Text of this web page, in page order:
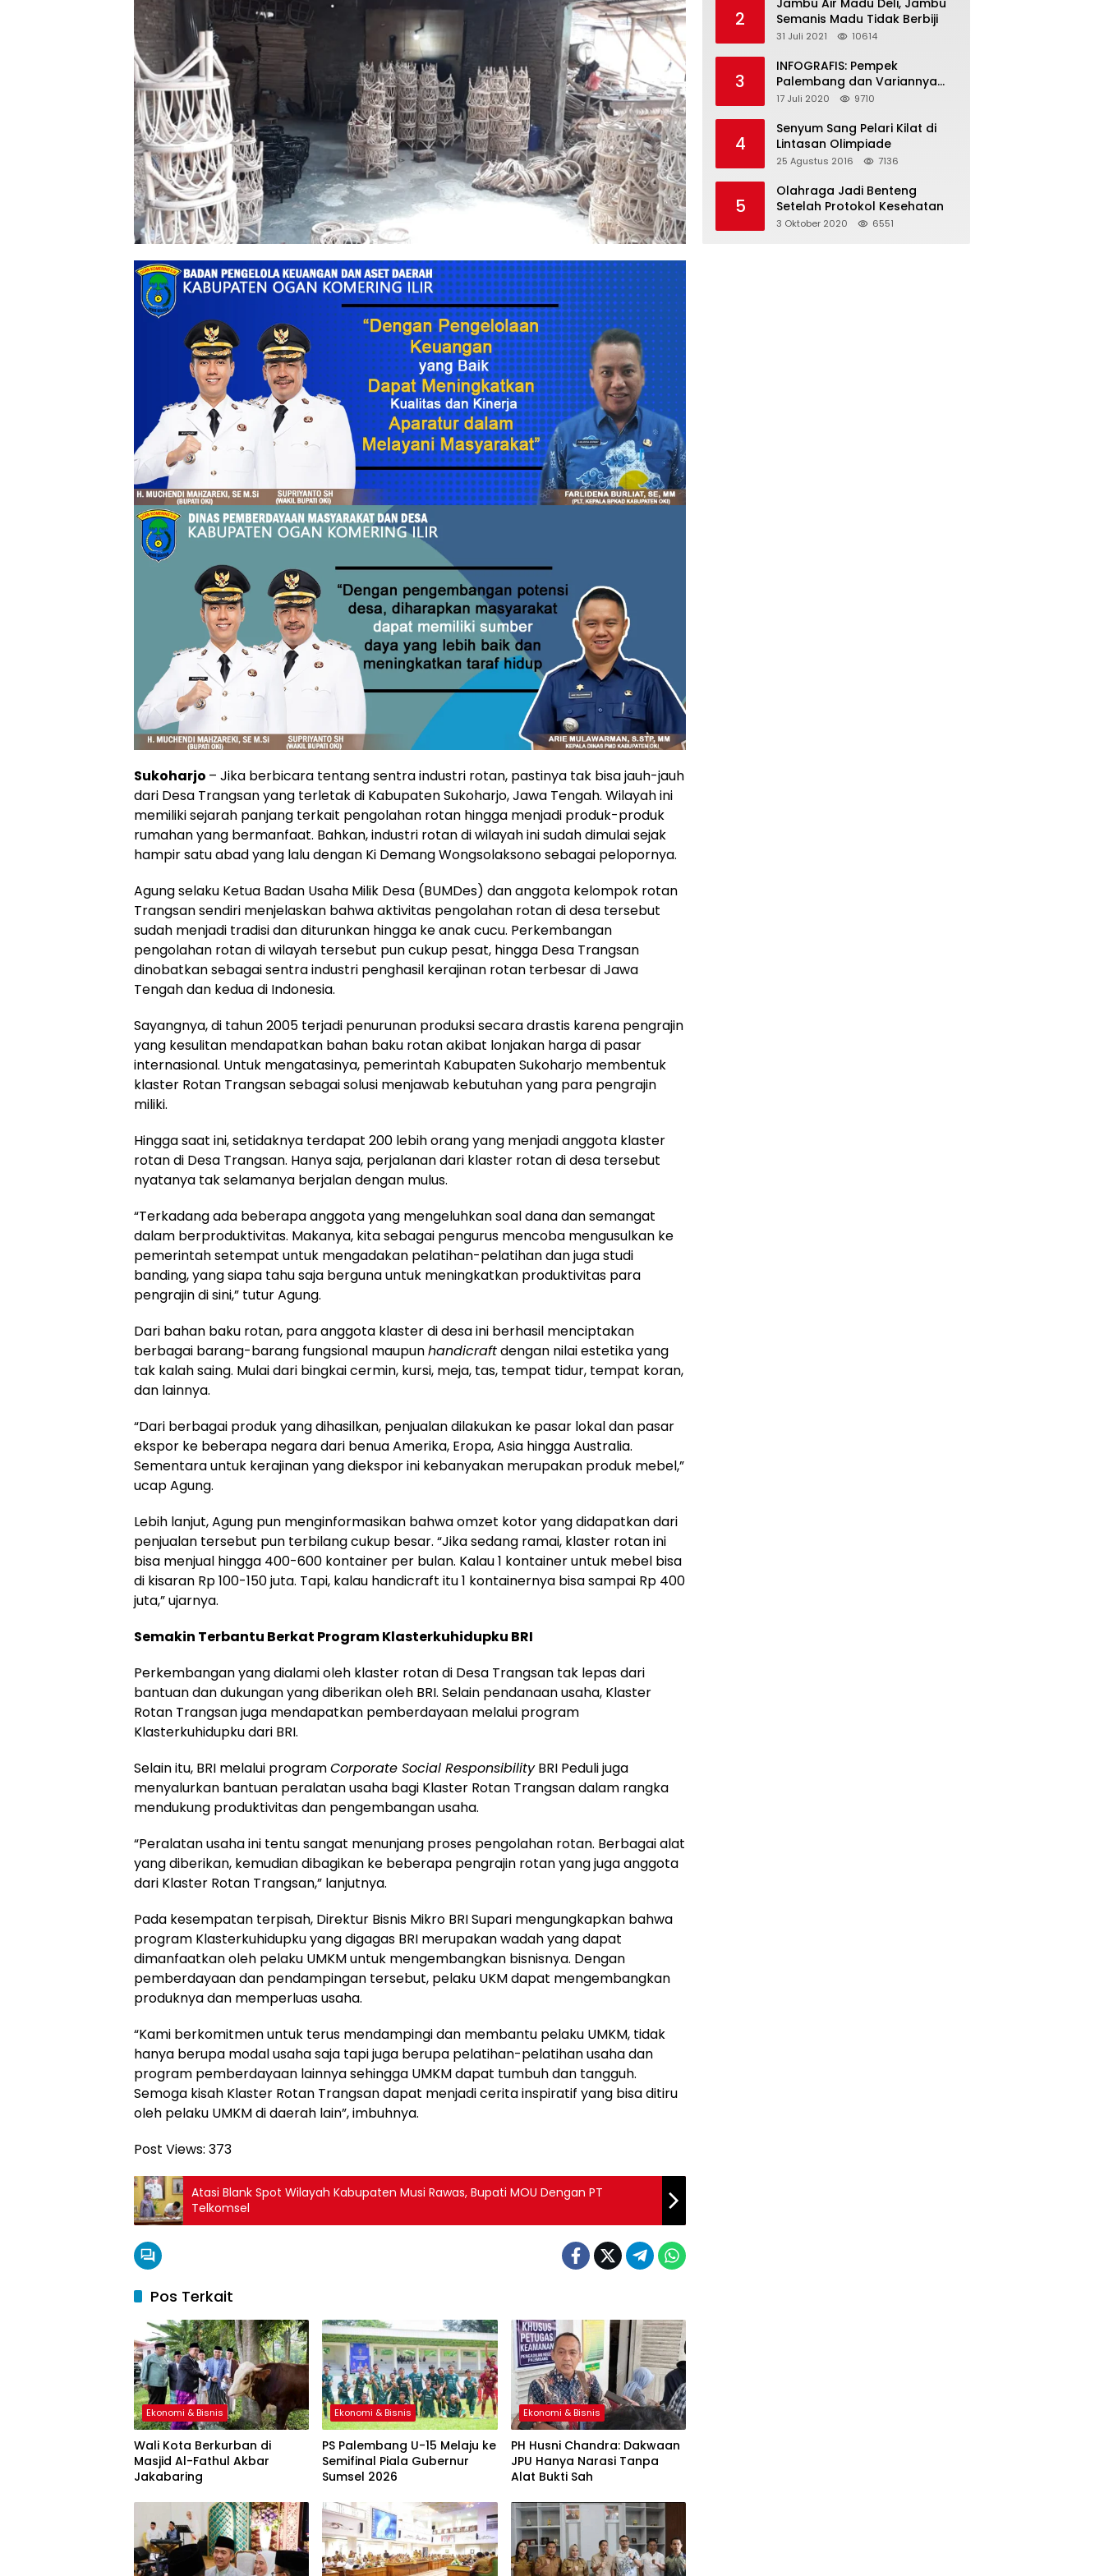
Sukoharjo – Jika berbicara tentang sentra industri rotan, pastinya tak bisa jauh-jauh
dari Desa Trangsan yang terletak di Kabupaten Sukoharjo, Jawa Tengah. Wilayah ini
memiliki sejarah panjang terkait pengolahan rotan hingga menjadi produk-produk
rumahan yang bermanfaat. Bahkan, industri rotan di wilayah ini sudah dimulai sejak
hampir satu abad yang lalu dengan Ki Demang Wongsolaksono sebagai pelopornya.
Agung selaku Ketua Badan Usaha Milik Desa (BUMDes) dan anggota kelompok rotan
Trangsan sendiri menjelaskan bahwa aktivitas pengolahan rotan di desa tersebut
sudah menjadi tradisi dan diturunkan hingga ke anak cucu. Perkembangan
pengolahan rotan di wilayah tersebut pun cukup pesat, hingga Desa Trangsan
dinobatkan sebagai sentra industri penghasil kerajinan rotan terbesar di Jawa
Tengah dan kedua di Indonesia.
Sayangnya, di tahun 2005 terjadi penurunan produksi secara drastis karena pengrajin
yang kesulitan mendapatkan bahan baku rotan akibat lonjakan harga di pasar
internasional. Untuk mengatasinya, pemerintah Kabupaten Sukoharjo membentuk
klaster Rotan Trangsan sebagai solusi menjawab kebutuhan yang para pengrajin
miliki.
Hingga saat ini, setidaknya terdapat 200 lebih orang yang menjadi anggota klaster
rotan di Desa Trangsan. Hanya saja, perjalanan dari klaster rotan di desa tersebut
nyatanya tak selamanya berjalan dengan mulus.
“Terkadang ada beberapa anggota yang mengeluhkan soal dana dan semangat
dalam berproduktivitas. Makanya, kita sebagai pengurus mencoba mengusulkan ke
pemerintah setempat untuk mengadakan pelatihan-pelatihan dan juga studi
banding, yang siapa tahu saja berguna untuk meningkatkan produktivitas para
pengrajin di sini,” tutur Agung.
Dari bahan baku rotan, para anggota klaster di desa ini berhasil menciptakan
berbagai barang-barang fungsional maupunhandicraftdengan nilai estetika yang
tak kalah saing. Mulai dari bingkai cermin, kursi, meja, tas, tempat tidur, tempat koran,
dan lainnya.
“Dari berbagai produk yang dihasilkan, penjualan dilakukan ke pasar lokal dan pasar
ekspor ke beberapa negara dari benua Amerika, Eropa, Asia hingga Australia.
Sementara untuk kerajinan yang diekspor ini kebanyakan merupakan produk mebel,”
ucap Agung.
Lebih lanjut, Agung pun menginformasikan bahwa omzet kotor yang didapatkan dari
penjualan tersebut pun terbilang cukup besar. “Jika sedang ramai, klaster rotan ini
bisa menjual hingga 400-600 kontainer per bulan. Kalau 1 kontainer untuk mebel bisa
di kisaran Rp 100-150 juta. Tapi, kalau handicraft itu 1 kontainernya bisa sampai Rp 400
juta,” ujarnya.
Semakin Terbantu Berkat Program Klasterkuhidupku BRI
Perkembangan yang dialami oleh klaster rotan di Desa Trangsan tak lepas dari
bantuan dan dukungan yang diberikan oleh BRI. Selain pendanaan usaha, Klaster
Rotan Trangsan juga mendapatkan pemberdayaan melalui program
Klasterkuhidupku dari BRI.
Selain itu, BRI melalui programCorporate Social ResponsibilityBRI Peduli juga
menyalurkan bantuan peralatan usaha bagi Klaster Rotan Trangsan dalam rangka
mendukung produktivitas dan pengembangan usaha.
“Peralatan usaha ini tentu sangat menunjang proses pengolahan rotan. Berbagai alat
yang diberikan, kemudian dibagikan ke beberapa pengrajin rotan yang juga anggota
dari Klaster Rotan Trangsan,” lanjutnya.
Pada kesempatan terpisah, Direktur Bisnis Mikro BRI Supari mengungkapkan bahwa
program Klasterkuhidupku yang digagas BRI merupakan wadah yang dapat
dimanfaatkan oleh pelaku UMKM untuk mengembangkan bisnisnya. Dengan
pemberdayaan dan pendampingan tersebut, pelaku UKM dapat mengembangkan
produknya dan memperluas usaha.
“Kami berkomitmen untuk terus mendampingi dan membantu pelaku UMKM, tidak
hanya berupa modal usaha saja tapi juga berupa pelatihan-pelatihan usaha dan
program pemberdayaan lainnya sehingga UMKM dapat tumbuh dan tangguh.
Semoga kisah Klaster Rotan Trangsan dapat menjadi cerita inspiratif yang bisa ditiru
oleh pelaku UMKM di daerah lain”, imbuhnya.
Post Views: 373
Atasi Blank Spot Wilayah Kabupaten Musi Rawas, Bupati MOU Dengan PT
Telkomsel
Pos Terkait
Ekonomi & Bisnis
Wali Kota Berkurban di
Masjid Al-Fathul Akbar
Jakabaring
Ekonomi & Bisnis
PS Palembang U-15 Melaju ke
Semifinal Piala Gubernur
Sumsel 2026
Ekonomi & Bisnis
PH Husni Chandra: Dakwaan
JPU Hanya Narasi Tanpa
Alat Bukti Sah
2
Jambu Air Madu Deli, Jambu
Semanis Madu Tidak Berbiji
31 Juli 2021 10614
3
INFOGRAFIS: Pempek
Palembang dan Variannya
yang Melegenda
17 Juli 2020 9710
4
Senyum Sang Pelari Kilat di
Lintasan Olimpiade
25 Agustus 2016 7136
5
Olahraga Jadi Benteng
Setelah Protokol Kesehatan
3 Oktober 2020 6551